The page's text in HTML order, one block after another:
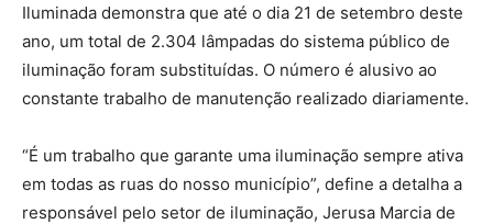
Iluminada demonstra que até o dia 21 de setembro deste
ano, um total de 2.304 lâmpadas do sistema público de
iluminação foram substituídas. O número é alusivo ao
constante trabalho de manutenção realizado diariamente.
“É um trabalho que garante uma iluminação sempre ativa
em todas as ruas do nosso município”, define a detalha a
responsável pelo setor de iluminação, Jerusa Marcia de